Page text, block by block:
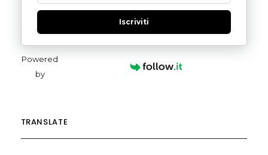
Iscriviti
Powered
by
TRANSLATE